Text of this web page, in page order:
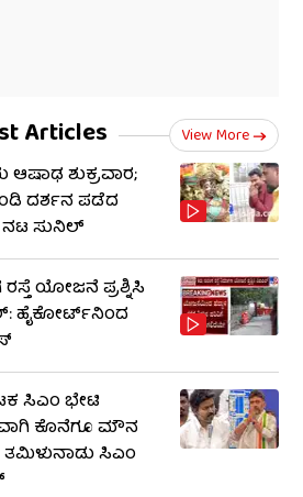
Articles View More
ಶುಕ್ರವಾರ;
ದರ್ಶನ ಪಡೆದ
ನಟ ಸುನಿಲ್
ರಸ್ತೆ ಯೋಜನೆ ಪ್ರಶ್ನಿಸಿ
ಹೈಕೋರ್ಟ್​​ನಿಂದ
ಸಿಎಂ ಭೇಟಿ
ಕೊನೆಗೂ ಮೌನ
ಸಿಎಂ